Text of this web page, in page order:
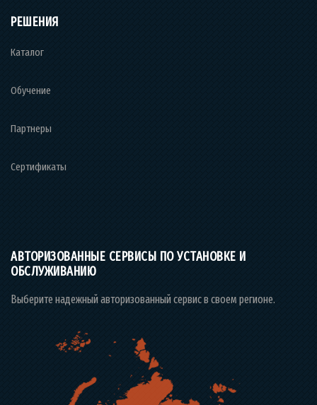
РЕШЕНИЯ
Каталог
Обучение
Партнеры
Сертификаты
АВТОРИЗОВАННЫЕ СЕРВИСЫ ПО УСТАНОВКЕ И
ОБСЛУЖИВАНИЮ
Выберите надежный авторизованный сервис в своем регионе.